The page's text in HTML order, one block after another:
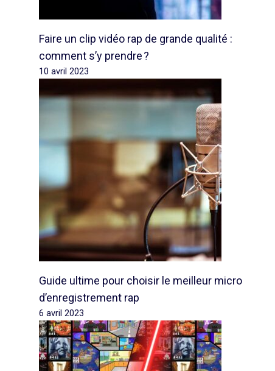
Faire un clip vidéo rap de grande qualité :
comment s’y prendre ?
10 avril 2023
Guide ultime pour choisir le meilleur micro
d’enregistrement rap
6 avril 2023